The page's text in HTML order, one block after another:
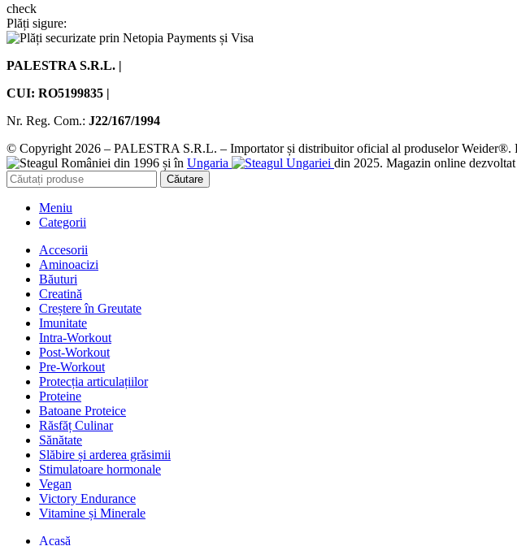
Plăți sigure:
PALESTRA S.R.L. |
CUI: RO5199835 |
Nr. Reg. Com.: J22/167/1994
© Copyright 2026 – PALESTRA S.R.L. – Importator și distribuitor oficial al produselor
din 1996 și în Ungaria din 2025. Magazin online dezvoltat
Căutare
Meniu
Categorii
Accesorii
Aminoacizi
Băuturi
Creatină
Creștere în Greutate
Imunitate
Intra-Workout
Post-Workout
Pre-Workout
Protecția articulațiilor
Proteine
Batoane Proteice
Răsfăț Culinar
Sănătate
Slăbire și arderea grăsimii
Stimulatoare hormonale
Vegan
Victory Endurance
Vitamine și Minerale
Acasă